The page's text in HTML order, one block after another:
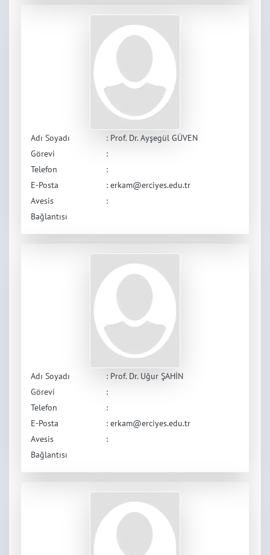
Adı Soyadı
: Prof. Dr. Ayşegül GÜVEN
Görevi
:
Telefon
:
E-Posta
: erkam@erciyes.edu.tr
Avesis
Bağlantısı
:
Adı Soyadı
: Prof. Dr. Uğur ŞAHİN
Görevi
:
Telefon
:
E-Posta
: erkam@erciyes.edu.tr
Avesis
Bağlantısı
: